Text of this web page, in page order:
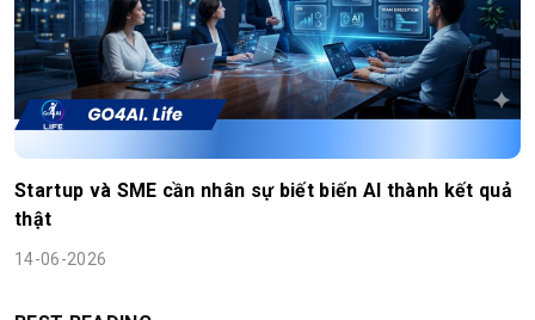
Startup và SME cần nhân sự biết biến AI thành kết quả
thật
14-06-2026